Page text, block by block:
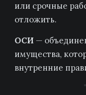
или срочные
отложить.
ОСИ —
имущества,
внутренние